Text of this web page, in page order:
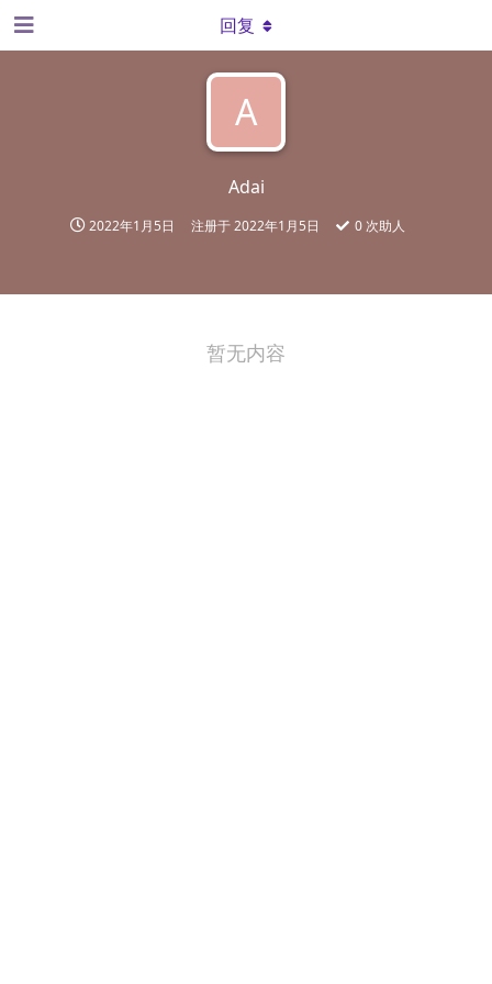
A
Adai
2022年1月5日 注册于2022年1月5日 0 次助人
回复
暂无内容